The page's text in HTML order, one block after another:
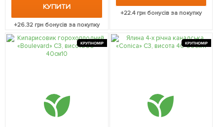
КУПИТИ
+26.32грн бонусів за покупку
+22.4грн бонусів за покупку
КРУПНОМІР КРУПНОМІР